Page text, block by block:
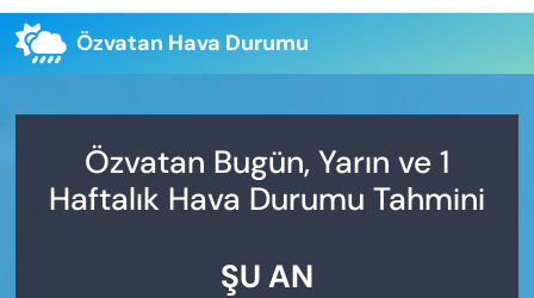
Özvatan Hava Durumu
Özvatan Bugün, Yarın ve 1
Haftalık Hava Durumu Tahmini
ŞU AN
Artvin Namaz Vakitleri
Puan Durumu ve Fikstür
Son Dakika Haberleri